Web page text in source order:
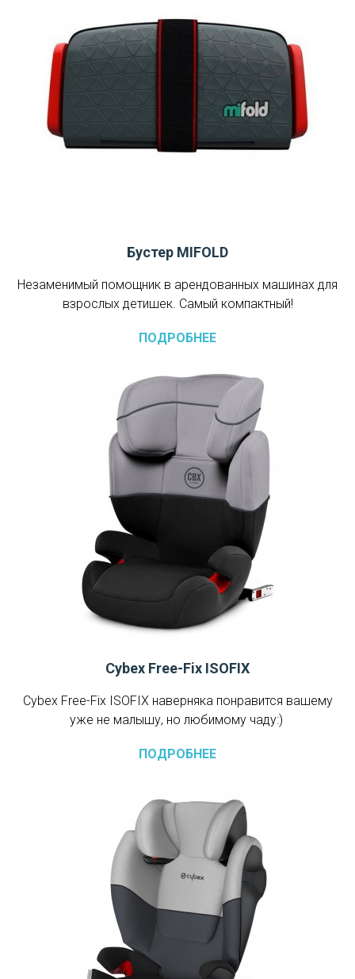
Бустер MIFOLD
Незаменимый помощник в арендованных машинах для
взрослых детишек. Самый компактный!
ПОДРОБНЕЕ
Cybex Free-Fix ISOFIX
Cybex Free-Fix ISOFIX наверняка понравится вашему
уже не малышу, но любимому чаду:)
ПОДРОБНЕЕ